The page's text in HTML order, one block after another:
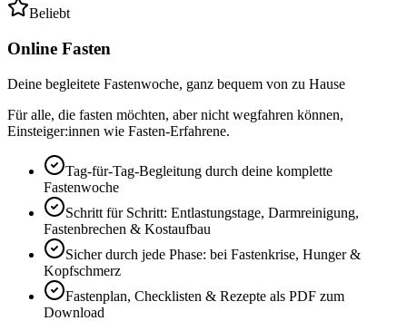
Beliebt
Online Fasten
Deine begleitete Fastenwoche, ganz bequem von zu Hause
Für alle, die fasten möchten, aber nicht wegfahren können,
Einsteiger:innen wie Fasten-Erfahrene.
Tag-für-Tag-Begleitung durch deine komplette
Fastenwoche
Schritt für Schritt: Entlastungstage, Darmreinigung,
Fastenbrechen & Kostaufbau
Sicher durch jede Phase: bei Fastenkrise, Hunger &
Kopfschmerz
Fastenplan, Checklisten & Rezepte als PDF zum
Download